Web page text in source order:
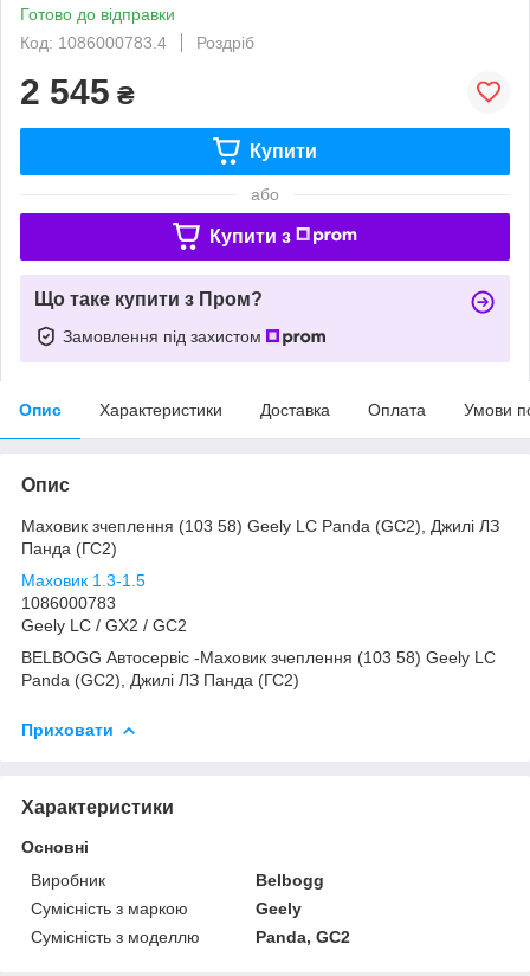
Готово до відправки
Код: 1086000783.4
Роздріб
2 545 ₴
Купити
або
Купити з
Що таке купити з Пром?
Замовлення під захистом
Опис Характеристики Доставка Оплата Умови
Опис
Маховик зчеплення (103 58) Geely LC Panda (GC2), Джилі ЛЗ
Панда (ГС2)
Маховик 1.3-1.5
1086000783
Geely LC / GХ2 / GC2
BELBOGG Автосервіс -Маховик зчеплення (103 58) Geely LC
Panda (GC2), Джилі ЛЗ Панда (ГС2)
Приховати
Характеристики
Основні
Виробник
Belbogg
Сумісність з маркою
Geely
Сумісність з моделлю
Panda, GC2